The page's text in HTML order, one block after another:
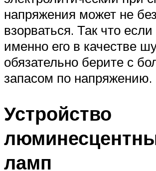
напряжения может не
взорваться. Так что
именно его в качестве
обязательно берите с
запасом по напряжению.
Устройство
ламп